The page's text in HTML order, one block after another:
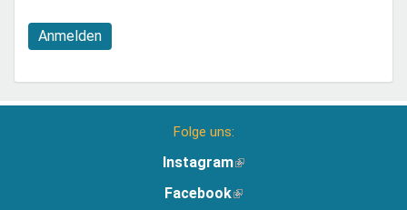
Anmelden
Folge uns:
Instagram(Link
extern)
Facebook(Link